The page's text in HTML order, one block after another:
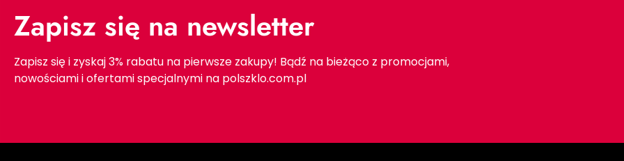
Zapisz się na newsletter
Zapisz się i zyskaj 3% rabatu na pierwsze zakupy! Bądź na bieżąco z promocjami,
nowościami i ofertami specjalnymi na polszklo.com.pl